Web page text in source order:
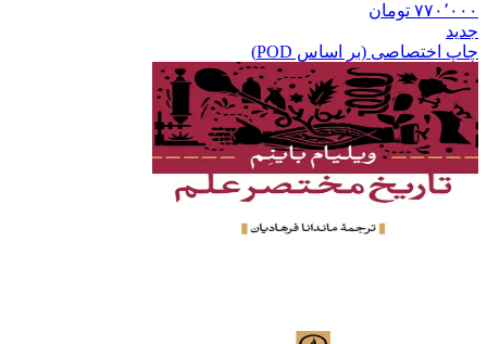
۷۷۰٬۰۰۰ تومان
جدید
چاپ اختصاصی (بر اساس POD)